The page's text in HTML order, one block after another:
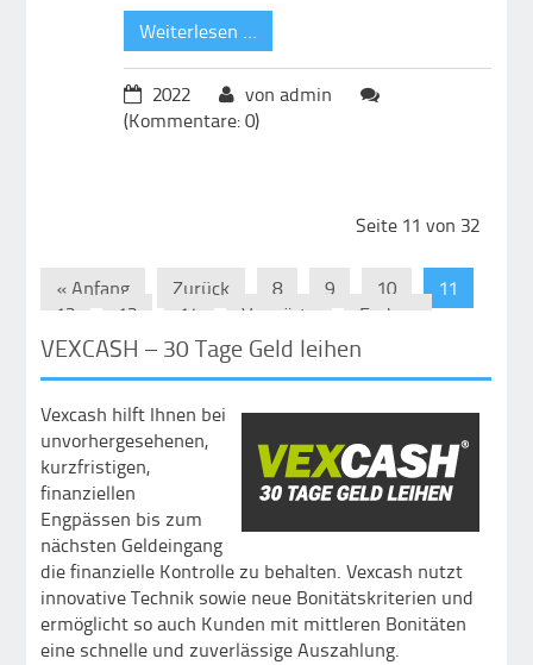
Weiterlesen …
2022
von admin
(Kommentare: 0)
Seite 11 von 32
« Anfang Zurück 8 9 10
11
12
13 14 Vorwärts Ende »
VEXCASH – 30 Tage Geld leihen
Vexcash hilft Ihnen bei
unvorhergesehenen,
kurzfristigen,
finanziellen
Engpässen bis zum
nächsten Geldeingang
die finanzielle Kontrolle zu behalten. Vexcash nutzt
innovative Technik sowie neue Bonitätskriterien und
ermöglicht so auch Kunden mit mittleren Bonitäten
eine schnelle und zuverlässige Auszahlung.